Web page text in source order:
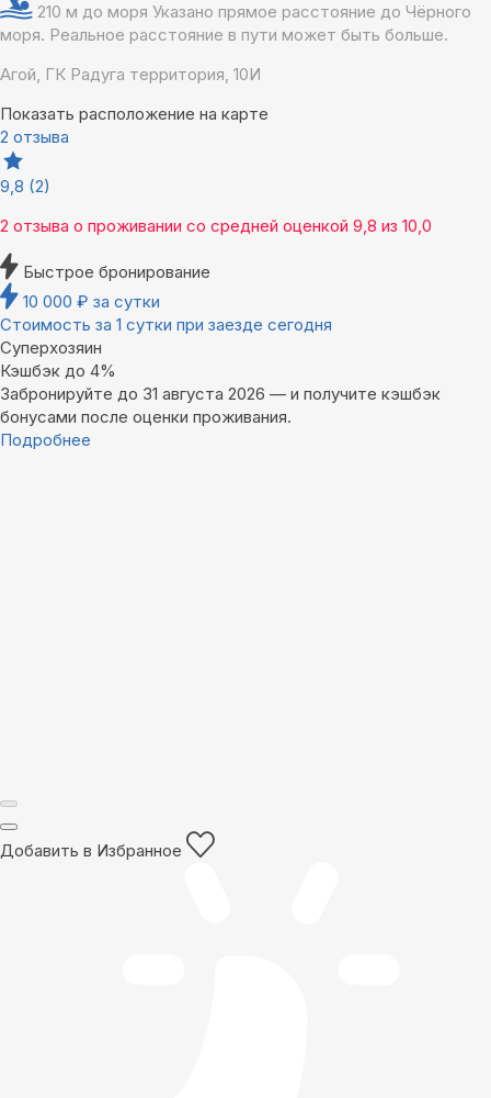
210 м до моря Указано прямое расстояние до Чёрного
моря. Реальное расстояние в пути может быть больше.
Агой, ГК Радуга территория, 10И
Показать расположение на карте
2 отзыва
9,8 (2)
2 отзыва о проживании со средней оценкой 9,8 из 10,0
Быстрое бронирование
10 000 ₽ за сутки
Стоимость за 1 сутки при заезде сегодня
Суперхозяин
Кэшбэк до 4%
Забронируйте до 31 августа 2026 — и получите кэшбэк
бонусами после оценки проживания.
Подробнее
Добавить в Избранное